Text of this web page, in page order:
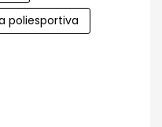
poliesportiva